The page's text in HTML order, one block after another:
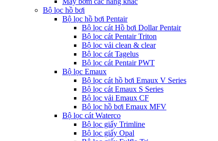
Bộ lọc hồ bơi
Bộ lọc hồ bơi Pentair
Bộ lọc cát Hồ bơi Dollar Pentair
Bộ lọc cát Pentair Triton
Bộ lọc vải clean & clear
Bộ lọc cát Tagelus
Bộ lọc cát Pentair PWT
Bộ lọc Emaux
Bộ lọc cát hồ bơi Emaux V Series
Bộ lọc cát Emaux S Series
Bộ lọc vải Emaux CF
Bô lọc hồ bơi Emaux MFV
Bộ lọc cát Waterco
Bộ lọc giấy Trimline
Bộ lọc giấy Opal